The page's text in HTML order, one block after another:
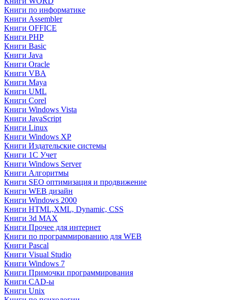
Книги по информатике
Книги Assembler
Книги OFFICE
Книги PHP
Книги Basic
Книги Java
Книги Oracle
Книги VBA
Книги Maya
Книги UML
Книги Corel
Книги Windows Vista
Книги JavaScript
Книги Linux
Книги Windows XP
Книги Издательские системы
Книги 1C Учет
Книги Windows Server
Книги Алгоритмы
Книги SEO оптимизация и продвижение
Книги WEB дизайн
Книги Windows 2000
Книги HTML,XML, Dynamic, CSS
Книги 3d MAX
Книги Прочее для интернет
Книги по программированию для WEB
Книги Pascal
Книги Visual Studio
Книги Windows 7
Книги Примочки программирования
Книги CAD-ы
Книги Unix